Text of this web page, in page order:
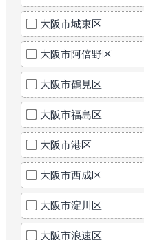
大阪市城東区
大阪市阿倍野区
大阪市鶴見区
大阪市福島区
大阪市港区
大阪市西成区
大阪市淀川区
大阪市浪速区